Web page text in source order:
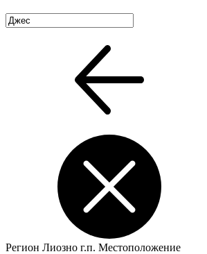
Регион Лиозно г.п. Местоположение